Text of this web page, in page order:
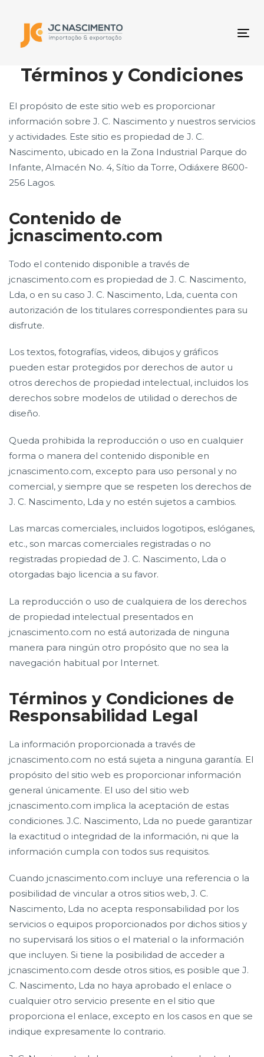
primary
Términos y Condiciones
El propósito de este sitio web es proporcionar
información sobre J. C. Nascimento y nuestros servicios
y actividades. Este sitio es propiedad de J. C.
Nascimento, ubicado en la Zona Industrial Parque do
Infante, Almacén No. 4, Sítio da Torre, Odiáxere 8600-
256 Lagos.
Contenido de
jcnascimento.com
Todo el contenido disponible a través de
jcnascimento.com es propiedad de J. C. Nascimento,
Lda, o en su caso J. C. Nascimento, Lda, cuenta con
autorización de los titulares correspondientes para su
disfrute.
Los textos, fotografías, videos, dibujos y gráficos
pueden estar protegidos por derechos de autor u
otros derechos de propiedad intelectual, incluidos los
derechos sobre modelos de utilidad o derechos de
diseño.
Queda prohibida la reproducción o uso en cualquier
forma o manera del contenido disponible en
jcnascimento.com, excepto para uso personal y no
comercial, y siempre que se respeten los derechos de
J. C. Nascimento, Lda y no estén sujetos a cambios.
Las marcas comerciales, incluidos logotipos, eslóganes,
etc., son marcas comerciales registradas o no
registradas propiedad de J. C. Nascimento, Lda o
otorgadas bajo licencia a su favor.
La reproducción o uso de cualquiera de los derechos
de propiedad intelectual presentados en
jcnascimento.com no está autorizada de ninguna
manera para ningún otro propósito que no sea la
navegación habitual por Internet.
Términos y Condiciones de
Responsabilidad Legal
La información proporcionada a través de
jcnascimento.com no está sujeta a ninguna garantía. El
propósito del sitio web es proporcionar información
general únicamente. El uso del sitio web
jcnascimento.com implica la aceptación de estas
condiciones. J.C. Nascimento, Lda no puede garantizar
la exactitud o integridad de la información, ni que la
información cumpla con todos sus requisitos.
Cuando jcnascimento.com incluye una referencia o la
posibilidad de vincular a otros sitios web, J. C.
Nascimento, Lda no acepta responsabilidad por los
servicios o equipos proporcionados por dichos sitios y
no supervisará los sitios o el material o la información
que incluyen. Si tiene la posibilidad de acceder a
jcnascimento.com desde otros sitios, es posible que J.
C. Nascimento, Lda no haya aprobado el enlace o
cualquier otro servicio presente en el sitio que
proporciona el enlace, excepto en los casos en que se
indique expresamente lo contrario.